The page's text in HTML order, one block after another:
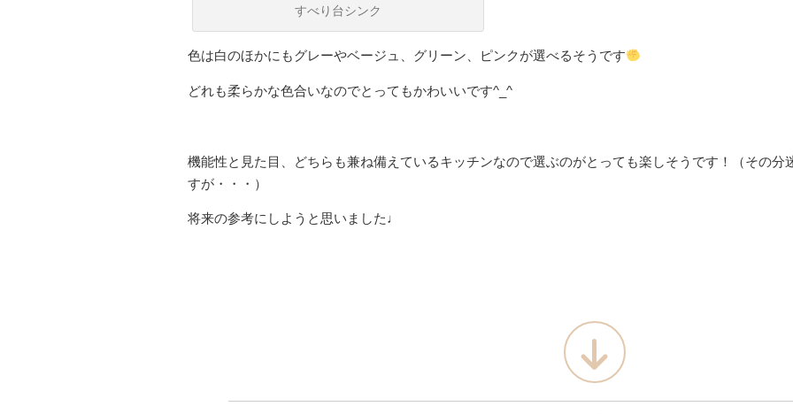
すべり台シンク
色は白のほかにもグレーやベージュ、グリーン、ピンクが選べるそうです
どれも柔らかな色合いなのでとってもかわいいです^_^
機能性と見た目、どちらも兼ね備えているキッチンなので選ぶのがとっても楽しそうです！（その分
すが・・・）
将来の参考にしようと思いました♩